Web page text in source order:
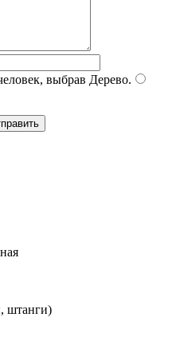
выбрав Дерево.
штанги)